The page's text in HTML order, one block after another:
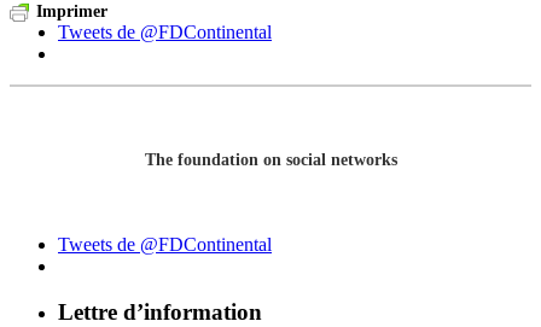
Imprimer
Tweets de @FDContinental
The foundation on social networks
Tweets de @FDContinental
Lettre d’information